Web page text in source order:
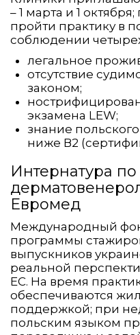
– 1 марта и 1
пройти практику в
соблюдении
легальное
отсутствие
законом;
экзамена LEW;
знание
ниже В2
Интернатура по
Евромед
Международный
программы
выпускников
реальной
ЕС. На время
обеспечиваются
поддержкой; при
польским языком